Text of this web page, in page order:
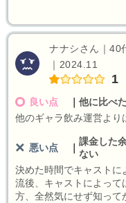
ナナシさん｜40
｜2024.11
1
良い点
他に比べ
他のギャラ飲み運営より
悪い点
課金した
ない
決めた時間でキャストに
流後、キャストによって
方、全然気にせず知って